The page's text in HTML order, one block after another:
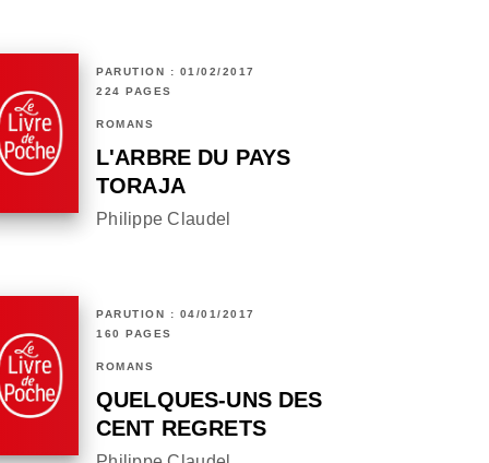
PARUTION : 01/02/2017
224 PAGES
ROMANS
L'ARBRE DU PAYS
TORAJA
Philippe Claudel
PARUTION : 04/01/2017
160 PAGES
ROMANS
QUELQUES-UNS DES
CENT REGRETS